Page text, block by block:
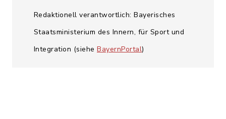
Redaktionell verantwortlich: Bayerisches
Staatsministerium des Innern, für Sport und
Integration (siehe BayernPortal)